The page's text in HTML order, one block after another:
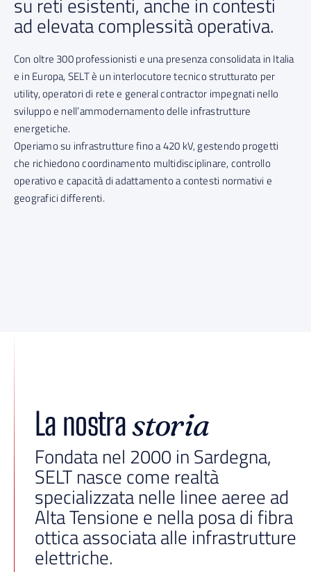
su reti esistenti, anche in contesti
ad elevata complessità operativa.
Con oltre 300 professionisti e una presenza consolidata in Italia
e in Europa, SELT è un interlocutore tecnico strutturato per
utility, operatori di rete e general contractor impegnati nello
sviluppo e nell’ammodernamento delle infrastrutture
energetiche.
Operiamo su infrastrutture fino a 420 kV, gestendo progetti
che richiedono coordinamento multidisciplinare, controllo
operativo e capacità di adattamento a contesti normativi e
geografici differenti.
La nostrastoria
Fondata nel 2000 in Sardegna,
SELT nasce come realtà
specializzata nelle linee aeree ad
Alta Tensione e nella posa di fibra
ottica associata alle infrastrutture
elettriche.